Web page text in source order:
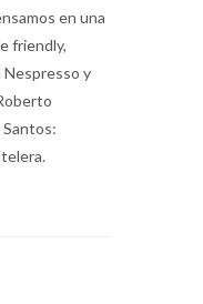
en una
friendly,
y